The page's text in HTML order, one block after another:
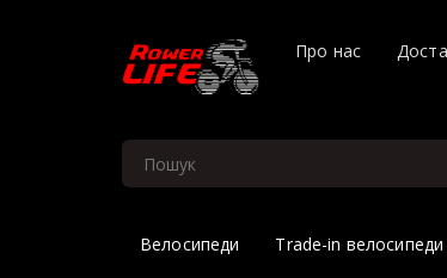
Про нас
Велосипеди Trade-in велосипеди